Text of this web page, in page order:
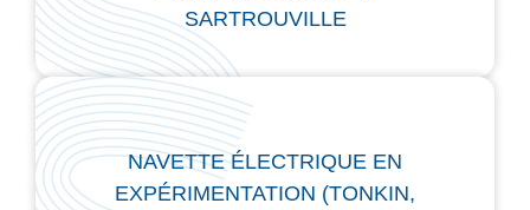
SARTROUVILLE
NAVETTE ÉLECTRIQUE EN
EXPÉRIMENTATION (TONKIN,